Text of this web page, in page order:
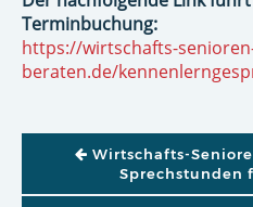
Terminbuchung:
https://wirtschafts-
beraten.de/
BEITRAGSNAVIGATION
Wirtschafts-
Sprechstunden